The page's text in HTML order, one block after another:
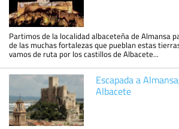
Partimos de la localidad albaceteña de Almansa
de las muchas fortalezas que pueblan estas
vamos de ruta por los castillos de Albacete...
Escapada a
Albacete